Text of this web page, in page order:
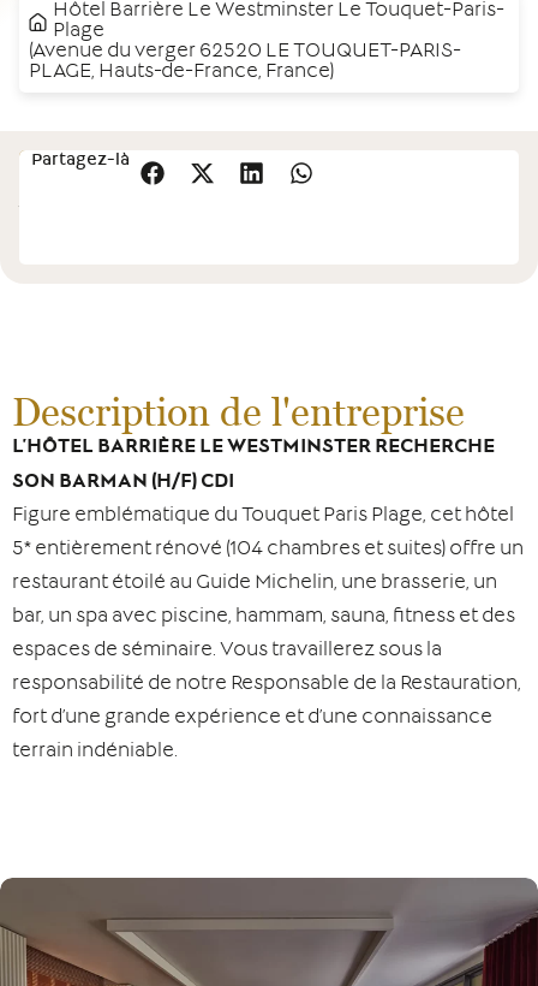
Hôtel Barrière Le Westminster Le Touquet-Paris-
Plage
(Avenue du verger 62520 LE TOUQUET-PARIS-
PLAGE, Hauts-de-France, France)
Cette
Postulez
Partagez-là
Description de l'entreprise
L’HÔTEL BARRIÈRE LE WESTMINSTER RECHERCHE
SON BARMAN (H/F) CDI
Figure emblématique du Touquet Paris Plage, cet hôtel
5* entièrement rénové (104 chambres et suites) offre un
restaurant étoilé au Guide Michelin, une brasserie, un
bar, un spa avec piscine, hammam, sauna, fitness et des
espaces de séminaire. Vous travaillerez sous la
responsabilité de notre Responsable de la Restauration,
fort d’une grande expérience et d’une connaissance
terrain indéniable.